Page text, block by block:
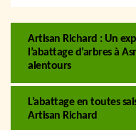
Artisan Richard : Un
l’abattage d’arbres à
alentours
L’abattage en toutes
Artisan Richard